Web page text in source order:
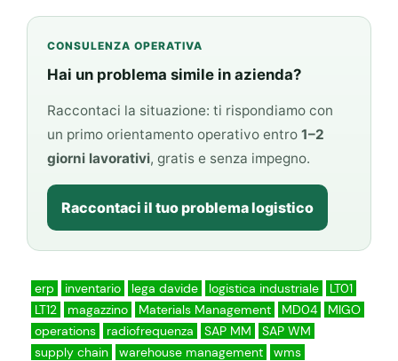
CONSULENZA OPERATIVA
Hai un problema simile in azienda?
Raccontaci la situazione: ti rispondiamo con
un primo orientamento operativo entro1–2
giorni lavorativi, gratis e senza impegno.
Raccontaci il tuo problema logistico
erp inventario lega davide logistica industriale
LT01
LT12
magazzino Materials Management MD04
MIGO
operations
radiofrequenza SAP MM
SAP WM
supply chain
warehouse management wms